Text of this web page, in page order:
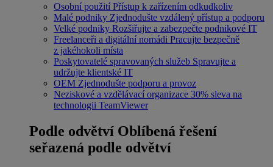
Osobní použití Přístup k zařízením odkudkoliv
Malé podniky Zjednodušte vzdálený přístup a podporu
Velké podniky Rozšiřujte a zabezpečte podnikové IT
Freelanceři a digitální nomádi Pracujte bezpečně
z jakéhokoli místa
Poskytovatelé spravovaných služeb Spravujte a
udržujte klientské IT
OEM Zjednodušte podporu a provoz
Neziskové a vzdělávací organizace 30% sleva na
technologii TeamViewer
Podle odvětví Oblíbená řešení
seřazená podle odvětví